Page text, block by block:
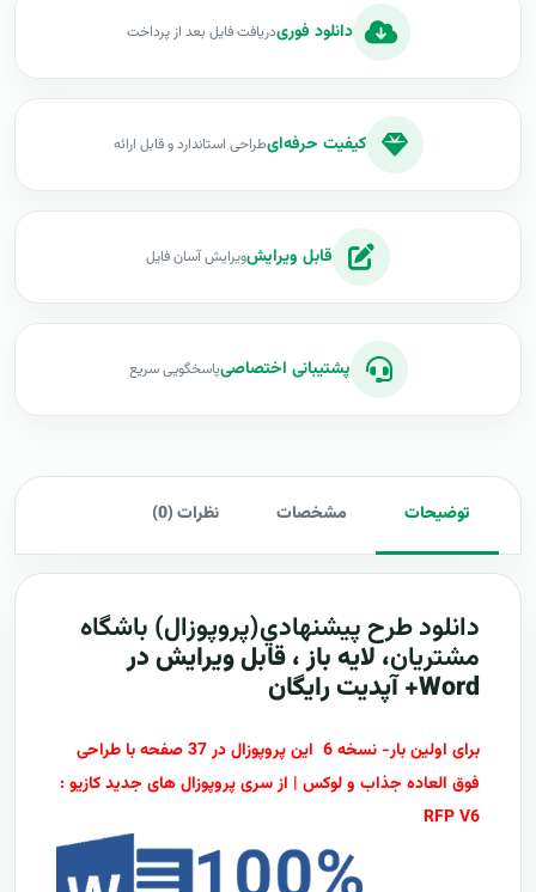
دانلود فوریدریافت فایل بعد از پرداخت
کیفیت حرفه‌ایطراحی استاندارد و قابل ارائه
قابل ویرایشویرایش آسان فایل
پشتیبانی اختصاصیپاسخگویی سریع
توضیحات مشخصات نظرات (0)
دانلود طرح پيشنهادي(پروپوزال) باشگاه
مشتریان، لایه باز ، قابل ویرایش در
Word+ آپدیت رایگان
برای اولین بار- نسخه 6 این پروپوزال در 37 صفحه با طراحی
فوق العاده جذاب و لوکس | از سری پروپوزال های جدید کازیو :
RFP V6